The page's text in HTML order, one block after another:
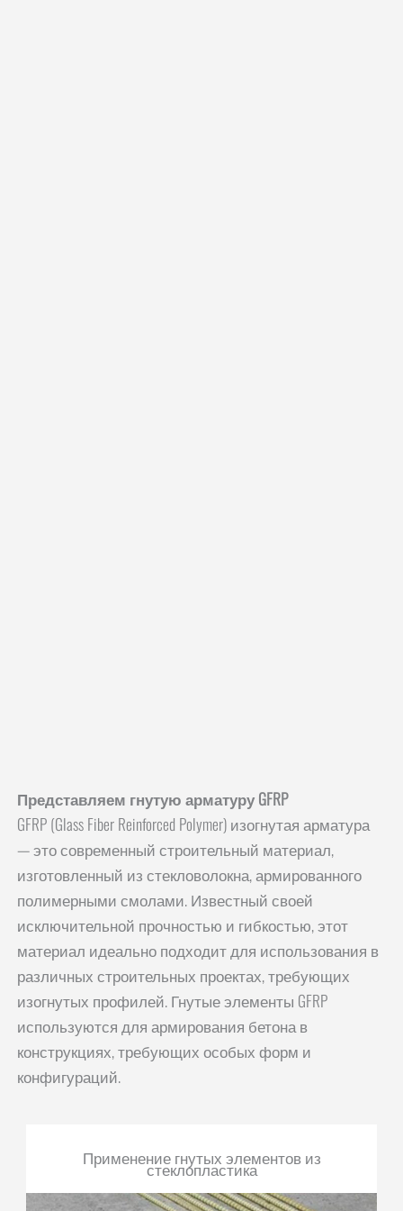
Представляем гнутую арматуру GFRP
GFRP (Glass Fiber Reinforced Polymer) изогнутая арматура
— это современный строительный материал,
изготовленный из стекловолокна, армированного
полимерными смолами. Известный своей
исключительной прочностью и гибкостью, этот
материал идеально подходит для использования в
различных строительных проектах, требующих
изогнутых профилей. Гнутые элементы GFRP
используются для армирования бетона в
конструкциях, требующих особых форм и
конфигураций.
Применение гнутых элементов из
стеклопластика